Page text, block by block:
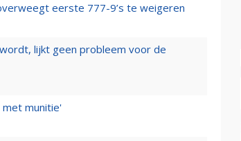
eerste 777-9’s te weigeren
lijkt geen probleem voor de
met munitie'